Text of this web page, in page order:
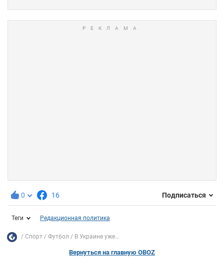
0 16 Подписаться
Теги Редакционная политика
Спорт Футбол В Украине уже...
Вернуться на главную OBOZ